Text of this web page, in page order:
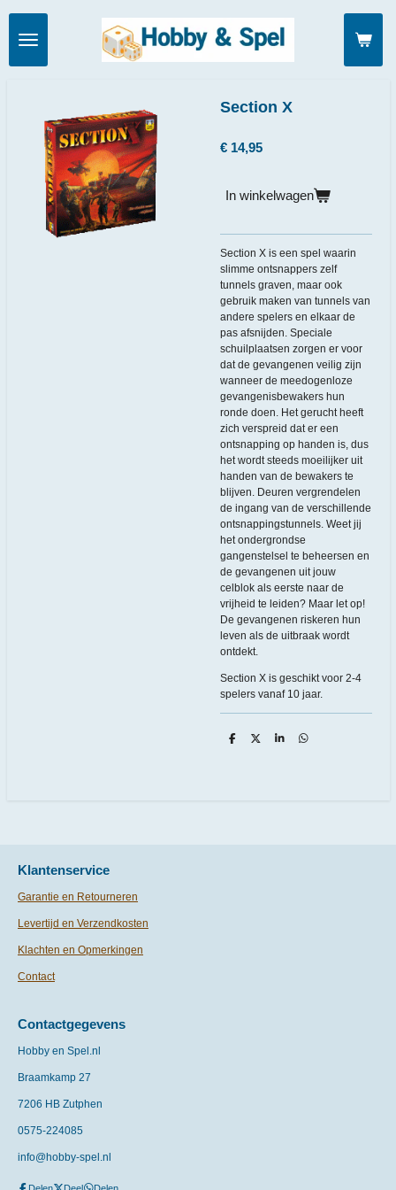
Ga
direct
naar
de
Section X
€ 14,95
In winkelwagen
Section X is een spel waarin
slimme ontsnappers zelf
tunnels graven, maar ook
gebruik maken van tunnels van
andere spelers en elkaar de
pas afsnijden. Speciale
schuilplaatsen zorgen er voor
dat de gevangenen veilig zijn
wanneer de meedogenloze
gevangenisbewakers hun
ronde doen. Het gerucht heeft
zich verspreid dat er een
ontsnapping op handen is, dus
het wordt steeds moeilijker uit
handen van de bewakers te
blijven. Deuren vergrendelen
de ingang van de verschillende
ontsnappingstunnels. Weet jij
het ondergrondse
gangenstelsel te beheersen en
de gevangenen uit jouw
celblok als eerste naar de
vrijheid te leiden? Maar let op!
De gevangenen riskeren hun
leven als de uitbraak wordt
ontdekt.
Section X is geschikt voor 2-4
spelers vanaf 10 jaar.
D
D
S
D
Klantenservice
Garantie en Retourneren
Levertijd en Verzendkosten
Klachten en Opmerkingen
Contact
Contactgegevens
Hobby en Spel.nl
Braamkamp 27
7206 HB Zutphen
0575-224085
info@hobby-spel.nl
Delen Deel Delen